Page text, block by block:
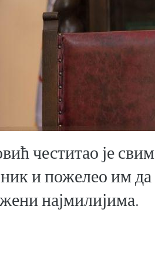
честитао је свим
и пожелео им да
најмилијима.